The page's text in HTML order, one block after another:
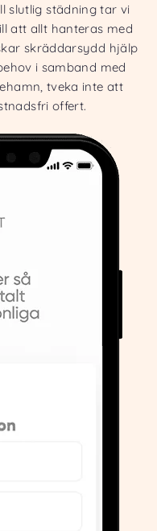
slutlig städning tar vi
att allt hanteras med
skräddarsydd hjälp
i samband med
tveka inte att
offert.